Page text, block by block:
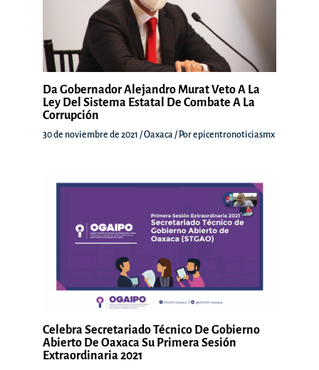
Da Gobernador Alejandro Murat Veto A La
Ley Del Sistema Estatal De Combate A La
Corrupción
30 de noviembre de 2021 /Oaxaca / Porepicentronoticiasmx
Celebra Secretariado Técnico De Gobierno
Abierto De Oaxaca Su Primera Sesión
Extraordinaria 2021